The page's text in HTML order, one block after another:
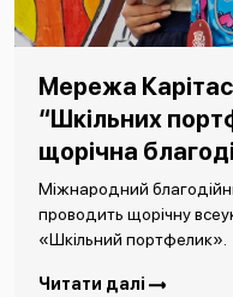
Мережа
“Шкільних
щорічна
Міжнародний
проводить щорічну
«Шкільний портфелик».
Читати далі